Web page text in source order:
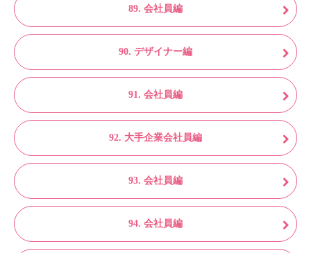
89. 会社員編
90. デザイナー編
91. 会社員編
92. 大手企業会社員編
93. 会社員編
94. 会社員編